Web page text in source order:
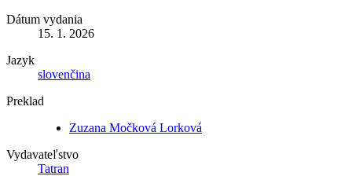
Dátum vydania
15. 1. 2026
Jazyk
slovenčina
Preklad
Zuzana Močková Lorková
Vydavateľstvo
Tatran